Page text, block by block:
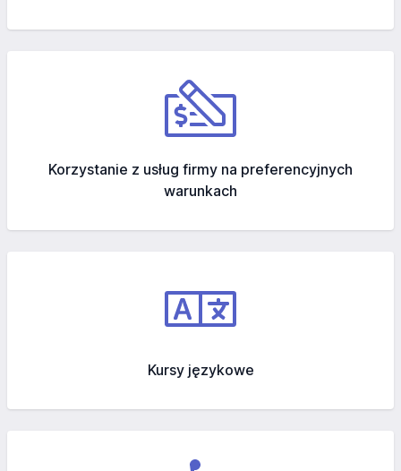
Korzystanie z usług firmy na preferencyjnych
warunkach
Kursy językowe